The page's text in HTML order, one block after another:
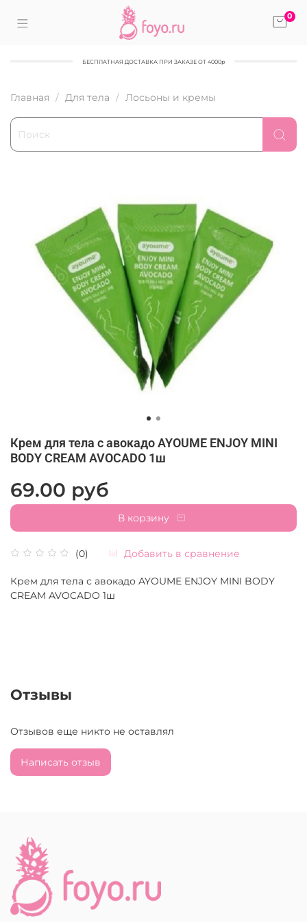
0
БЕСПЛАТНАЯ ДОСТАВКА ПРИ ЗАКАЗЕ ОТ 4000р
Главная Для тела Лосьоны и кремы
Крем для тела с авокадо AYOUME ENJOY MINI
BODY CREAM AVOCADO 1ш
(0) Добавить в сравнение
69.00 руб
В корзину
Крем для тела с авокадо AYOUME ENJOY MINI BODY
CREAM AVOCADO 1ш
Отзывы
Отзывов еще никто не оставлял
Написать отзыв